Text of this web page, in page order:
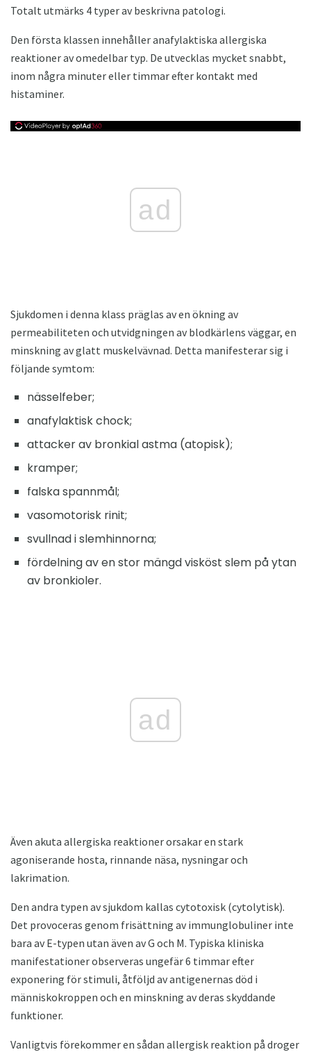
Totalt utmärks 4 typer av beskrivna patologi.
Den första klassen innehåller anafylaktiska allergiska
reaktioner av omedelbar typ. De utvecklas mycket snabbt,
inom några minuter eller timmar efter kontakt med
histaminer.
ad
Sjukdomen i denna klass präglas av en ökning av
permeabiliteten och utvidgningen av blodkärlens väggar, en
minskning av glatt muskelvävnad. Detta manifesterar sig i
följande symtom:
nässelfeber;
anafylaktisk chock;
attacker av bronkial astma (atopisk);
kramper;
falska spannmål;
vasomotorisk rinit;
svullnad i slemhinnorna;
fördelning av en stor mängd visköst slem på ytan
av bronkioler.
ad
Även akuta allergiska reaktioner orsakar en stark
agoniserande hosta, rinnande näsa, nysningar och
lakrimation.
Den andra typen av sjukdom kallas cytotoxisk (cytolytisk).
Det provoceras genom frisättning av immunglobuliner inte
bara av E-typen utan även av G och M. Typiska kliniska
manifestationer observeras ungefär 6 timmar efter
exponering för stimuli, åtföljd av antigenernas död i
människokroppen och en minskning av deras skyddande
funktioner.
Vanligtvis förekommer en sådan allergisk reaktion på droger